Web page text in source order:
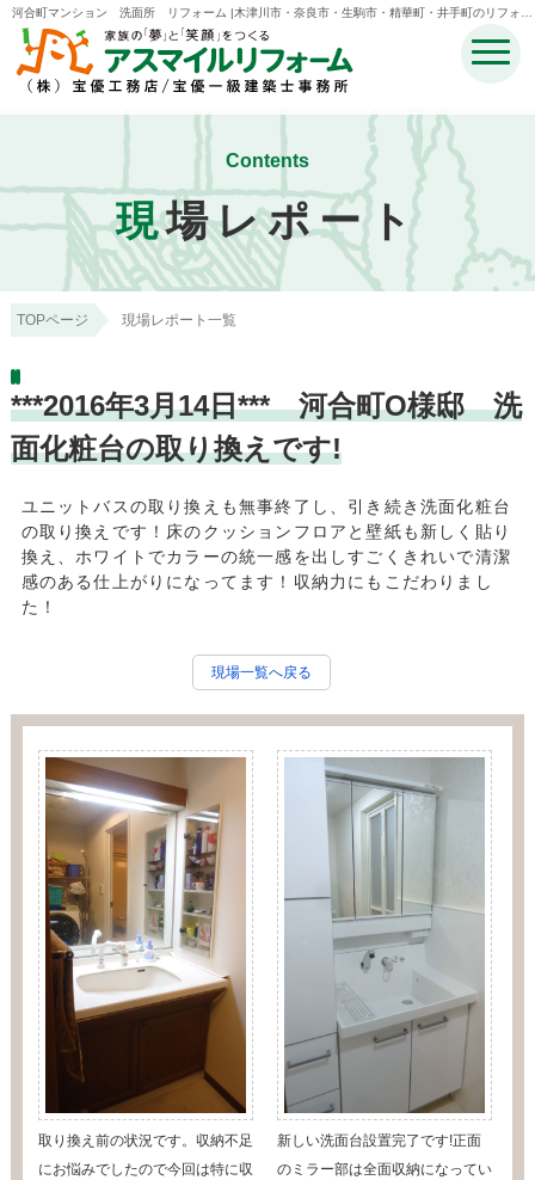
河合町マンション 洗面所 リフォーム |木津川市・奈良市・生駒市・精華町・井手町のリフォー
ムのことなら宝優工務店アスマイルリフォーム
Contents
現場レポート
TOPページ 現場レポート一覧
***2016年3月14日*** 河合町O様邸 洗
面化粧台の取り換えです!
ユニットバスの取り換えも無事終了し、引き続き洗面化粧台
の取り換えです！床のクッションフロアと壁紙も新しく貼り
換え、ホワイトでカラーの統一感を出しすごくきれいで清潔
感のある仕上がりになってます！収納力にもこだわりまし
た！
現場一覧へ戻る
取り換え前の状況です。収納不足
にお悩みでしたので今回は特に収
新しい洗面台設置完了です!正面
のミラー部は全面収納になってい